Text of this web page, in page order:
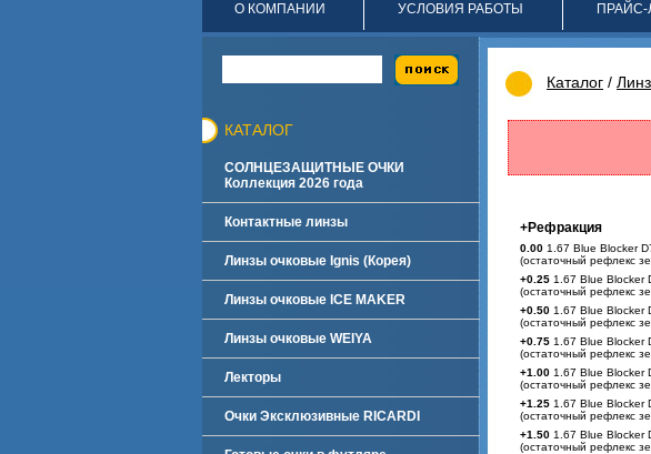
О КОМПАНИИ УСЛОВИЯ РАБОТЫ
КАТАЛОГ
СОЛНЦЕЗАЩИТНЫЕ ОЧКИ
Коллекция 2026 года
Контактные линзы
Линзы очковые Ignis (Корея)
Линзы очковые ICE MAKER
Линзы очковые WEIYA
Лекторы
Очки Эксклюзивные RICARDI
Каталог /
+Рефракция
0.00 1.67 Blue Blocker
(остаточный рефлекс
+0.25 1.67 Blue Blocker
(остаточный рефлекс
+0.50 1.67 Blue Blocker
(остаточный рефлекс
+0.75 1.67 Blue Blocker
(остаточный рефлекс
+1.00 1.67 Blue Blocker
(остаточный рефлекс
+1.25 1.67 Blue Blocker
(остаточный рефлекс
+1.50 1.67 Blue Blocker
(остаточный рефлекс